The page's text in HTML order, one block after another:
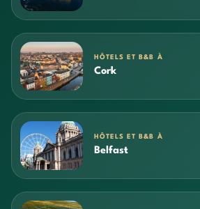
HÔTELS ET B&B À
Cork
HÔTELS ET B&B À
Belfast